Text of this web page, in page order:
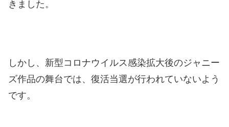
きました。
しかし、新型コロナウイルス感染拡大後のジャニー
ズ作品の舞台では、復活当選が行われていないよう
です。